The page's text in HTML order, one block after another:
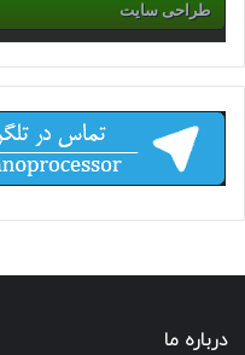
طراحی سایت
درباره ما